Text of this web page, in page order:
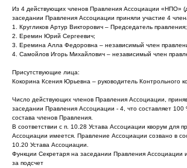
Из 4 действующих членов Правления Ассоциации «НПО»
заседании Правления Ассоциации приняли участие 4
1. Кругликов Артур Викторович – Председатель правления;
2. Еремин Юрий Сергеевич;
3. Еремина Алла Федоровна – независимый член
4. Самойлов Игорь Михайлович – независимый член
Присутствующие лица:
Кокорина Ксения Юрьевна – руководитель Контрольного
Число действующих членов Правления Ассоциации,
заседании Правления Ассоциации - 4, что составляет 100
состава членов Правления.
В соответствии с п. 10.28 Устава Ассоциации кворум для
Ассоциации имеется. Правление Ассоциации созвано в
10.20 Устава Ассоциации.
Функции Секретаря на заседании Правления Ассоциации
за подсчет